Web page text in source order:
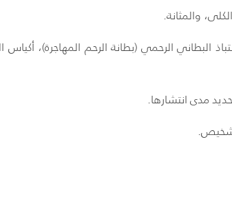
والمثانة.
البطاني الرحمي (بطانة الرحم المهاجرة)، أكياس
مدى انتشارها.